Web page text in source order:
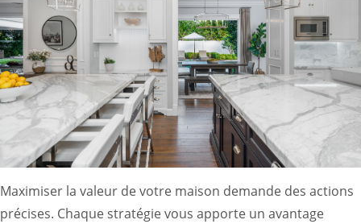
Maximiser la valeur de votre maison demande des actions
précises. Chaque stratégie vous apporte un avantage